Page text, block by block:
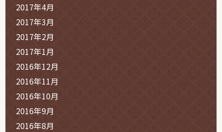
2017年4月
2017年3月
2017年2月
2017年1月
2016年12月
2016年11月
2016年10月
2016年9月
2016年8月